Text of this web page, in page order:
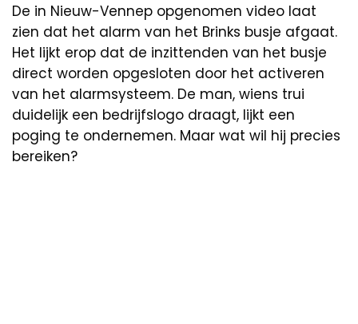
De in Nieuw-Vennep opgenomen video laat
zien dat het alarm van het Brinks busje afgaat.
Het lijkt erop dat de inzittenden van het busje
direct worden opgesloten door het activeren
van het alarmsysteem. De man, wiens trui
duidelijk een bedrijfslogo draagt, lijkt een
poging te ondernemen. Maar wat wil hij precies
bereiken?